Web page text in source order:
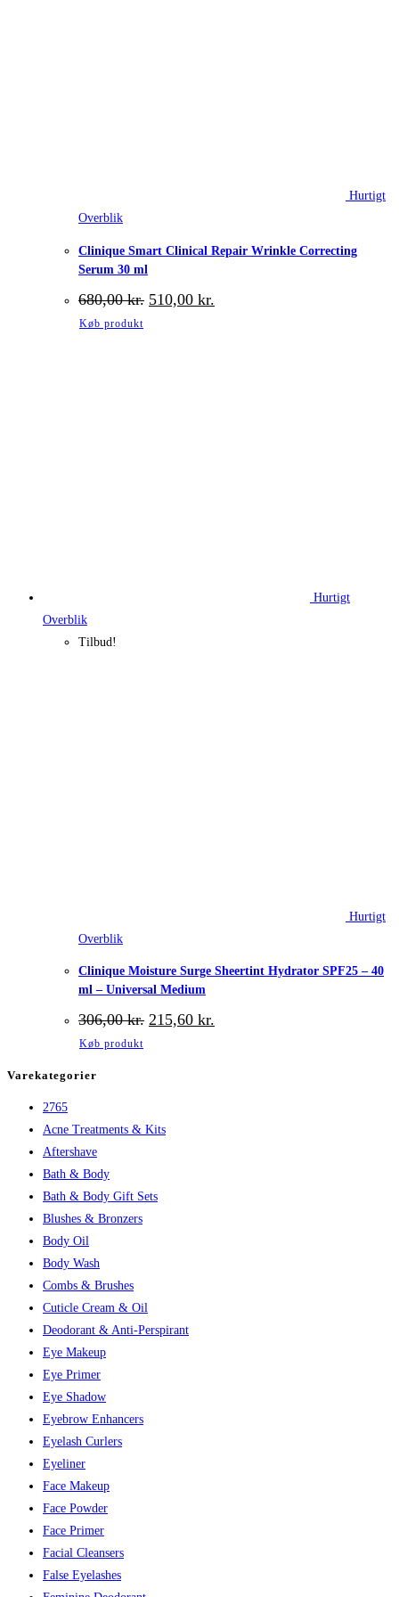
Hurtigt
Overblik
Clinique Smart Clinical Repair Wrinkle Correcting
Serum 30 ml
680,00kr. Den
oprindelige
510,00 kr.
aktuelle
Køb produkt
Hurtigt
Overblik
Tilbud!
Hurtigt
Overblik
Clinique Moisture Surge Sheertint Hydrator SPF25 – 40
ml – Universal Medium
306,00kr. Den
oprindelige
215,60 kr.
aktuelle
Køb produkt
Varekategorier
2765
Acne Treatments & Kits
Aftershave
Bath & Body
Bath & Body Gift Sets
Blushes & Bronzers
Body Oil
Body Wash
Combs & Brushes
Cuticle Cream & Oil
Deodorant & Anti-Perspirant
Eye Makeup
Eye Primer
Eye Shadow
Eyebrow Enhancers
Eyelash Curlers
Eyeliner
Face Makeup
Face Powder
Face Primer
Facial Cleansers
False Eyelashes